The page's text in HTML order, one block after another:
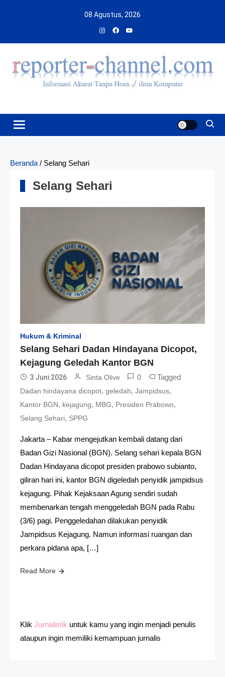
08 Agustus, 2026
Beranda / Selang Sehari
Selang Sehari
Hukum & Kriminal
Selang Sehari Dadan Hindayana Dicopot,
Kejagung Geledah Kantor BGN
3 Juni 2026 Sinta Olive 0 Tagged
Dadan hindayana dicopot, geledah, Jampidsus,
Kantor BGN, kejagung, MBG, Presiden Prabowo,
Selang Sehari, SPPG
Jakarta – Kabar mengejutkan kembali datang dari
Badan Gizi Nasional (BGN). Selang sehari kepala BGN
Dadan Hindayana dicopot presiden prabowo subianto,
giliran hari ini, kantor BGN digeledah penyidik jampidsus
kejagung. Pihak Kejaksaan Agung sendiri sudah
membenarkan tengah menggeledah BGN pada Rabu
(3/6) pagi. Penggeledahan dilakukan penyidik
Jampidsus Kejagung. Namun informasi ruangan dan
perkara pidana apa, […]
Read More
Klik Jurnalistik untuk kamu yang ingin menjadi penulis
ataupun ingin memiliki kemampuan jurnalis